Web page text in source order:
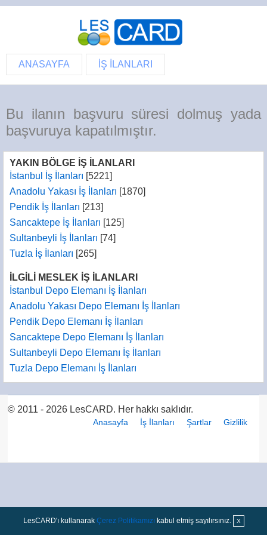
ANASAYFA İŞ İLANLARI
Bu ilanın başvuru süresi dolmuş yada
başvuruya kapatılmıştır.
YAKIN BÖLGE İŞ İLANLARI
İstanbul İş İlanları [5221]
Anadolu Yakası İş İlanları [1870]
Pendik İş İlanları [213]
Sancaktepe İş İlanları [125]
Sultanbeyli İş İlanları [74]
Tuzla İş İlanları [265]
İLGİLİ MESLEK İŞ İLANLARI
İstanbul Depo Elemanı İş İlanları
Anadolu Yakası Depo Elemanı İş İlanları
Pendik Depo Elemanı İş İlanları
Sancaktepe Depo Elemanı İş İlanları
Sultanbeyli Depo Elemanı İş İlanları
Tuzla Depo Elemanı İş İlanları
© 2011 - 2026 LesCARD. Her hakkı saklıdır.
Anasayfa İş İlanları Şartlar Gizlilik
LesCARD'ı kullanarak Çerez Politikamızı kabul etmiş sayılırsınız. X